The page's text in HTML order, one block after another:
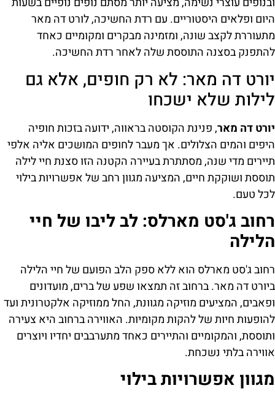
היום ופלאים היסטוריים. עם רדת החשיכה, לורט דה מאר
מתעוררת לקצב שונה, ומזמינה מבקרים ומקומיים כאחד
להתפנק בסצנה התוססת שלה לאחר רדת החשיכה.
יורט דה מאר: לא רק חופים, אלא גם
לילות שלא ישכחו
יורט דה מאר, פנינת הקוסטה בראווה, ידועה בזכות חופיה
היפים והמים הצלולים. אך מעבר לחופים המושכים אליה אלפי
תיירים מדי שנה, מסתתרת בעיירה הקטנה הזו סצנת חיי לילה
תוססת ושוקקת חיים, המציעה מגוון רחב של אפשרויות בילוי
לכל טעם.
רחוב ג'סט מארלס: לב ליבו של חיי
הלילה
רחוב ג'סט מארלס הוא ללא ספק הלב הפועם של חיי הלילה
ביורט דה מאר. ברחוב זה תמצאו שפע של ברים, מועדונים
ופאבים, המציעים מוזיקה מגוונת, החל ממוזיקה אלקטרונית ועד
להופעות חיות של להקות מקומיות. האווירה ברחוב היא צעירה
ותוססת, והמקומיים והתיירים כאחד מתערבבים יחדיו ויוצרים
אווירה בלתי נשכחת.
מגוון אפשרויות בילוי